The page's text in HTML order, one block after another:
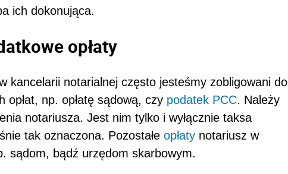
ich dokonująca.
opłaty
kancelarii notarialnej często jesteśmy zobligowani do
opłat, np. opłatę sądową, czy podatek PCC. Należy
notariusza. Jest nim tylko i wyłącznie taksa
tak oznaczona. Pozostałe opłaty notariusz w
sądom, bądź urzędom skarbowym.